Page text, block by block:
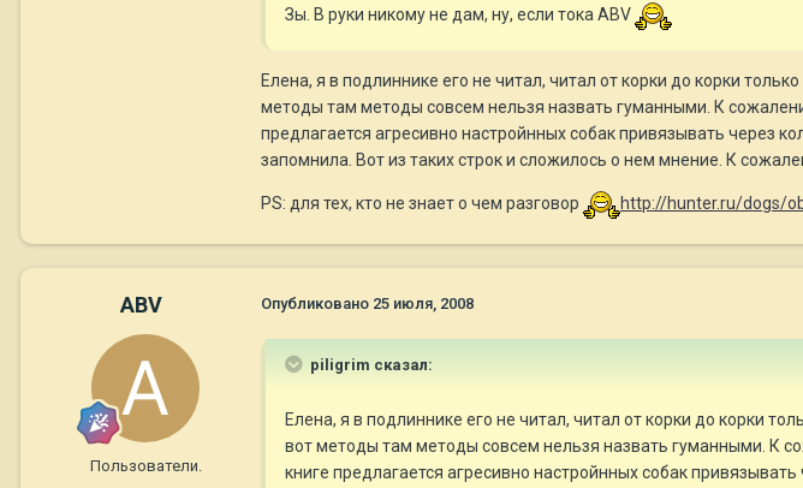
Зы. В руки никому не дам, ну, если тока ABV
Елена, я в подлиннике его не читал, читал от корки до корки
методы там методы совсем нельзя назвать гуманными. К
предлагается агресивно настройнных собак привязывать через
запомнила. Вот из таких строк и сложилось о нем мнение. К
PS: для тех, кто не знает о чем разговор http://hunter.ru/dogs/
ABV
Пользователи.
Опубликовано 25 июля, 2008
piligrim сказал:
Елена, я в подлиннике его не читал, читал от корки до корки
вот методы там методы совсем нельзя назвать гуманными. К
книге предлагается агресивно настройнных собак